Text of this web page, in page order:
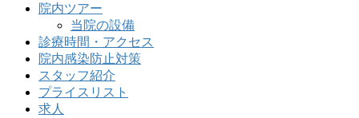
院内ツアー
当院の設備
診療時間・アクセス
院内感染防止対策
スタッフ紹介
プライスリスト
求人